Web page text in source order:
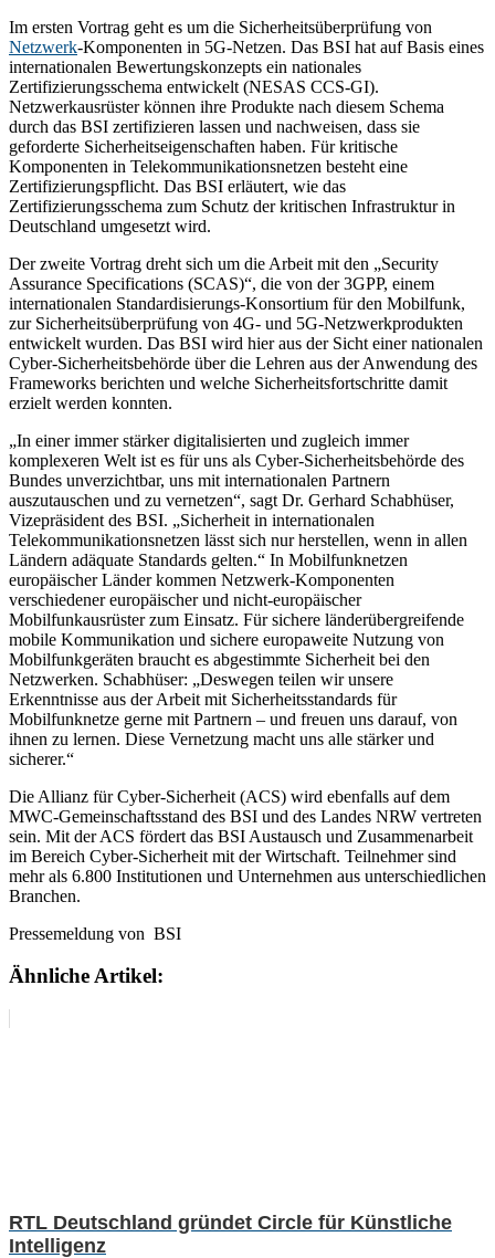
Im ersten Vortrag geht es um die Sicherheitsüberprüfung von
Netzwerk-Komponenten in 5G-Netzen. Das BSI hat auf Basis eines
internationalen Bewertungskonzepts ein nationales
Zertifizierungsschema entwickelt (NESAS CCS-GI).
Netzwerkausrüster können ihre Produkte nach diesem Schema
durch das BSI zertifizieren lassen und nachweisen, dass sie
geforderte Sicherheitseigenschaften haben. Für kritische
Komponenten in Telekommunikationsnetzen besteht eine
Zertifizierungspflicht. Das BSI erläutert, wie das
Zertifizierungsschema zum Schutz der kritischen Infrastruktur in
Deutschland umgesetzt wird.
Der zweite Vortrag dreht sich um die Arbeit mit den „Security
Assurance Specifications (SCAS)“, die von der 3GPP, einem
internationalen Standardisierungs-Konsortium für den Mobilfunk,
zur Sicherheitsüberprüfung von 4G- und 5G-Netzwerkprodukten
entwickelt wurden. Das BSI wird hier aus der Sicht einer nationalen
Cyber-Sicherheitsbehörde über die Lehren aus der Anwendung des
Frameworks berichten und welche Sicherheitsfortschritte damit
erzielt werden konnten.
„In einer immer stärker digitalisierten und zugleich immer
komplexeren Welt ist es für uns als Cyber-Sicherheitsbehörde des
Bundes unverzichtbar, uns mit internationalen Partnern
auszutauschen und zu vernetzen“, sagt Dr. Gerhard Schabhüser,
Vizepräsident des BSI. „Sicherheit in internationalen
Telekommunikationsnetzen lässt sich nur herstellen, wenn in allen
Ländern adäquate Standards gelten.“ In Mobilfunknetzen
europäischer Länder kommen Netzwerk-Komponenten
verschiedener europäischer und nicht-europäischer
Mobilfunkausrüster zum Einsatz. Für sichere länderübergreifende
mobile Kommunikation und sichere europaweite Nutzung von
Mobilfunkgeräten braucht es abgestimmte Sicherheit bei den
Netzwerken. Schabhüser: „Deswegen teilen wir unsere
Erkenntnisse aus der Arbeit mit Sicherheitsstandards für
Mobilfunknetze gerne mit Partnern – und freuen uns darauf, von
ihnen zu lernen. Diese Vernetzung macht uns alle stärker und
sicherer.“
Die Allianz für Cyber-Sicherheit (ACS) wird ebenfalls auf dem
MWC-Gemeinschaftsstand des BSI und des Landes NRW vertreten
sein. Mit der ACS fördert das BSI Austausch und Zusammenarbeit
im Bereich Cyber-Sicherheit mit der Wirtschaft. Teilnehmer sind
mehr als 6.800 Institutionen und Unternehmen aus unterschiedlichen
Branchen.
Pressemeldung von BSI
Ähnliche Artikel:
RTL Deutschland gründet Circle für Künstliche
Intelligenz